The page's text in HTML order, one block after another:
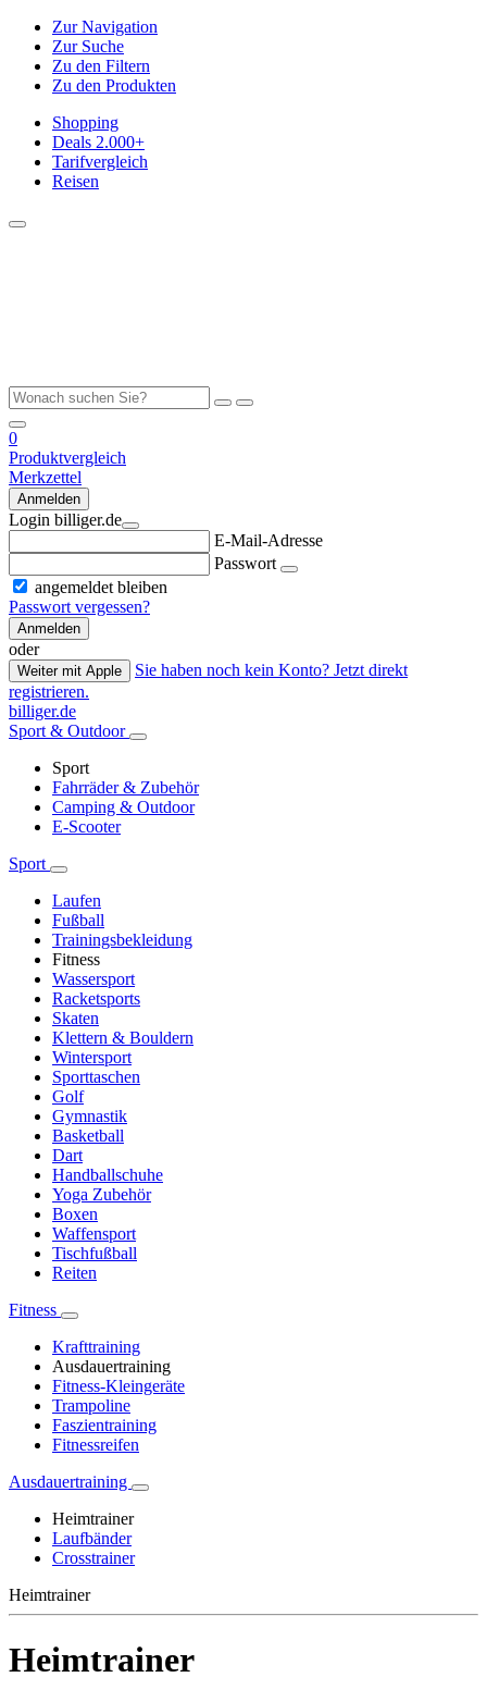
Zur Navigation
Zur Suche
Zu den Filtern
Zu den Produkten
Shopping
Deals 2.000+
Tarifvergleich
Reisen
0
Produktvergleich
Merkzettel
Anmelden
Login billiger.de
E-Mail-Adresse
Passwort
angemeldet bleiben
Passwort vergessen?
Anmelden
oder
Weiter mit Apple
Sie haben noch kein Konto? Jetzt direkt
registrieren.
billiger.de
Sport & Outdoor
Sport
Fahrräder & Zubehör
Camping & Outdoor
E-Scooter
Sport
Laufen
Fußball
Trainingsbekleidung
Fitness
Wassersport
Racketsports
Skaten
Klettern & Bouldern
Wintersport
Sporttaschen
Golf
Gymnastik
Basketball
Dart
Handballschuhe
Yoga Zubehör
Boxen
Waffensport
Tischfußball
Reiten
Fitness
Krafttraining
Ausdauertraining
Fitness-Kleingeräte
Trampoline
Faszientraining
Fitnessreifen
Ausdauertraining
Heimtrainer
Laufbänder
Crosstrainer
Heimtrainer
Heimtrainer